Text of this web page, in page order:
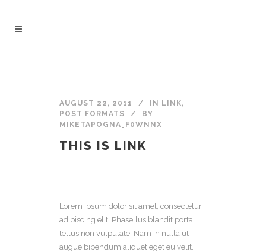
AUGUST 22, 2011 IN LINK,
POST FORMATS
BY
MIKETAPOGNA_F0WNNX
THIS IS LINK
Lorem ipsum dolor sit amet, consectetur
adipiscing elit. Phasellus blandit porta
tellus non vulputate. Nam in nulla ut
augue bibendum aliquet eget eu velit.